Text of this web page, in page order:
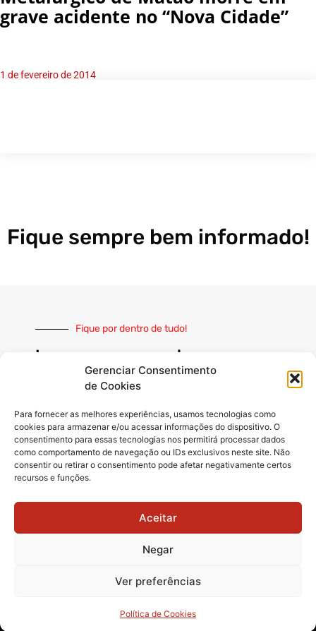
Gerenciar Consentimento
de Cookies
Para fornecer as melhores experiências, usamos tecnologias como
cookies para armazenar e/ou acessar informações do dispositivo. O
consentimento para essas tecnologias nos permitirá processar dados
como comportamento de navegação ou IDs exclusivos neste site. Não
consentir ou retirar o consentimento pode afetar negativamente certos
recursos e funções.
Aceitar
Negar
Ver preferências
Política de Cookies
grave acidente no “Nova Cidade”
1 de fevereiro de 2014
Fique sempre bem informado!
Fique por dentro de tudo!
Inscreva-se e receba nossas
notícias sempre atualizadas
INSCREVER
© 2025 Matãonet -Todos os direitos reservados.